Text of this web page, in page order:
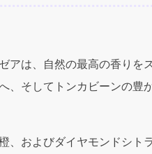
アは、自然の最高の香り
、そしてトンカビーンの
、およびダイヤモンドシ